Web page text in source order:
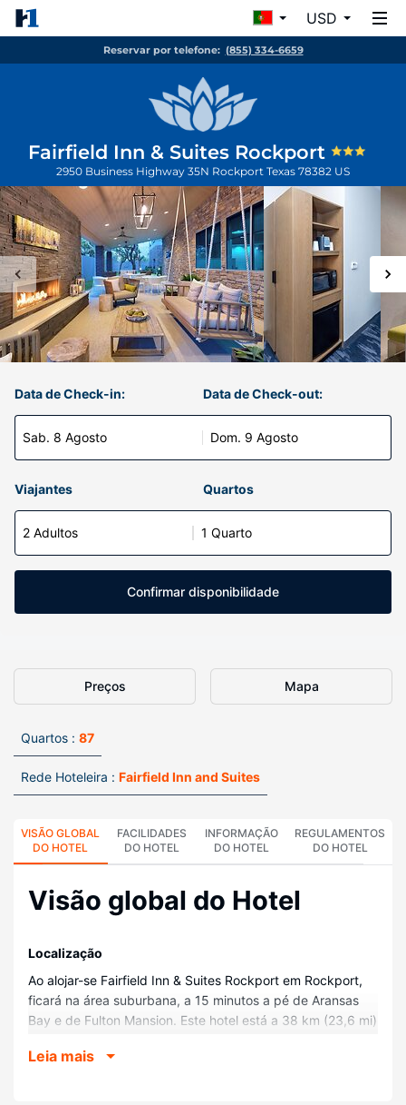
USD
Reservar por telefone: (855) 334-6659
Fairfield Inn & Suites Rockport
2950 Business Highway 35N Rockport Texas 78382 US
Data de Check-in:
Sab. 8 Agosto
Data de Check-out:
Dom. 9 Agosto
Viajantes Quartos
2 Adultos 1 Quarto
Confirmar disponibilidade
Preços Mapa
Quartos : 87
Rede Hoteleira : Fairfield Inn and Suites
VISÃO GLOBAL
DO HOTEL
FACILIDADES
DO HOTEL
INFORMAÇÃO
DO HOTEL
REGULAMENTOS
DO HOTEL
Visão global do Hotel
Localização
Ao alojar-se Fairfield Inn & Suites Rockport em Rockport,
ficará na área suburbana, a 15 minutos a pé de Aransas
Bay e de Fulton Mansion. Este hotel está a 38 km (23,6 mi)
Island Beach.
Leia mais